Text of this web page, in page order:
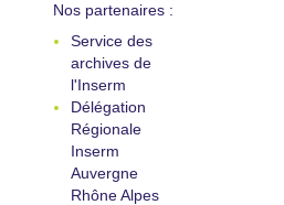
Nos partenaires :
Service des
archives de
l'Inserm
Délégation
Régionale
Inserm
Auvergne
Rhône Alpes